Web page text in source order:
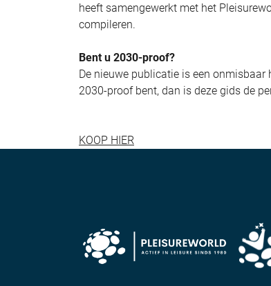
heeft samengewerkt met het
compileren.
Bent u 2030-proof?
De nieuwe publicatie is een
2030-proof bent, dan is deze gids de
KOOP HIER